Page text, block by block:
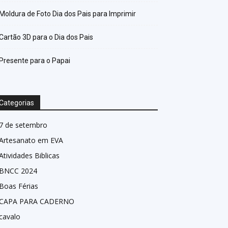
de Foto Dia dos Pais para Imprimir
3D para o Dia dos Pais
para o Papai
de setembro
em EVA
Biblicas
2024
Férias
PARA CADERNO